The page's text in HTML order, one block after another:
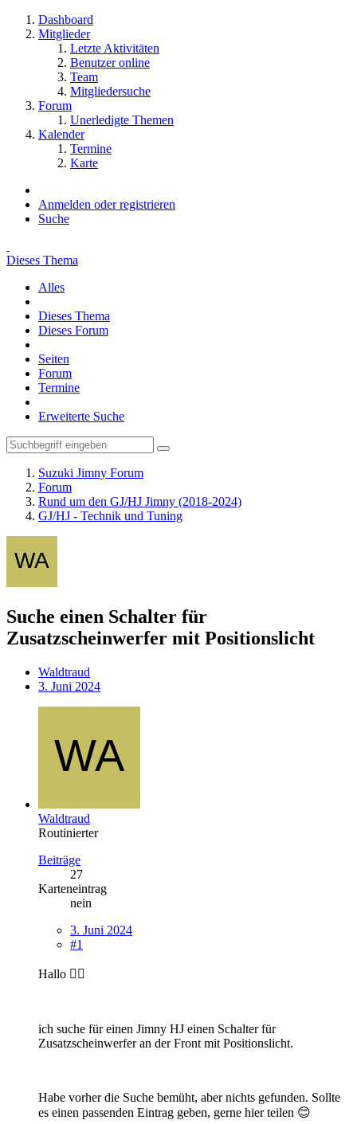
Dashboard
Mitglieder
Letzte Aktivitäten
Benutzer online
Team
Mitgliedersuche
Forum
Unerledigte Themen
Kalender
Termine
Karte
Anmelden oder registrieren
Suche
Dieses Thema
Alles
Dieses Thema
Dieses Forum
Seiten
Forum
Termine
Erweiterte Suche
Suzuki Jimny Forum
Forum
Rund um den GJ/HJ Jimny (2018-2024)
GJ/HJ - Technik und Tuning
Suche einen Schalter für
Zusatzscheinwerfer mit Positionslicht
Waldtraud
3. Juni 2024
Waldtraud
Routinierter
Beiträge
27
Karteneintrag
nein
3. Juni 2024
#1
Hallo ✌🏻
ich suche für einen Jimny HJ einen Schalter für
Zusatzscheinwerfer an der Front mit Positionslicht.
Habe vorher die Suche bemüht, aber nichts gefunden. Sollte
es einen passenden Eintrag geben, gerne hier teilen 😊